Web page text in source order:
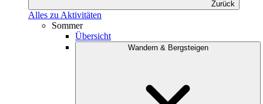
Zurück
Alles zu Aktivitäten
Sommer
Übersicht
Wandern & Bergsteigen